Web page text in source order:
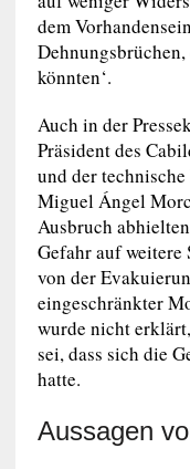
dem
könnten‘.
Auch in der
Präsident des
und der
Miguel Ángel
Ausbruch
Gefahr auf weitere
von der
eingeschränkter
wurde nicht
sei, dass sich die
hatte.
Aussagen